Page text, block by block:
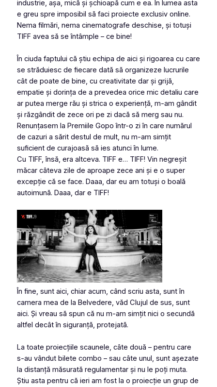
industrie, așa, mică și șchioapă cum e ea. În lumea asta
e greu spre imposibil să faci proiecte exclusiv online.
Nema filmări, nema cinematografe deschise, și totuși
TIFF avea să se întâmple – ce bine!
În ciuda faptului că știu echipa de aici și rigoarea cu care
se străduiesc de fiecare dată să organizeze lucrurile
cât de poate de bine, cu creativitate dar și grijă,
empatie și dorința de a prevedea orice mic detaliu care
ar putea merge rău și strica o experiență, m-am gândit
și răzgândit de zece ori pe zi dacă să merg sau nu.
Renunțasem la Premiile Gopo într-o zi în care numărul
de cazuri a sărit destul de mult, nu m-am simțit
suficient de curajoasă să ies atunci în lume.
Cu TIFF, însă, era altceva. TIFF e… TIFF! Vin negreșit
măcar câteva zile de aproape zece ani și e o super
excepție că se face. Daaa, dar eu am totuși o boală
autoimună. Daaa, dar e TIFF!
În fine, sunt aici, chiar acum, când scriu asta, sunt în
camera mea de la Belvedere, văd Clujul de sus, sunt
aici. Și vreau să spun că nu m-am simțit nici o secundă
altfel decât în siguranță, protejată.
La toate proiecțiile scaunele, câte două – pentru care
s-au vândut bilete combo – sau câte unul, sunt așezate
la distanță măsurată regulamentar și nu le poți muta.
Știu asta pentru că ieri am fost la o proiecție un grup de